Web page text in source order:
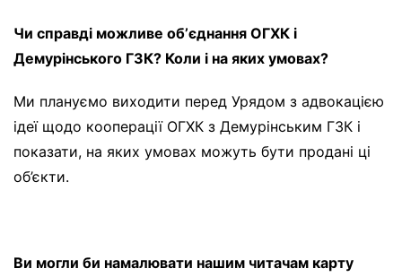
Чи справді можливе обʼєднання ОГХК і
Демурінського ГЗК? Коли і на яких умовах?
Ми плануємо виходити перед Урядом з адвокацією
ідеї щодо кооперації ОГХК з Демурінським ГЗК і
показати, на яких умовах можуть бути продані ці
об’єкти.
Ви могли би намалювати нашим читачам карту